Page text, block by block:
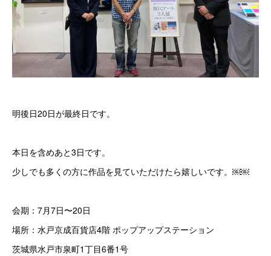
明後日20日が最終日です。
本日を含めあと3日です。
少しでも多くの方に作品を見ていただけたら嬉しいです。￼￼
会期：7月7日〜20日
場所：水戸京成百貨店4階 ポップアップステーション
茨城県水戸市泉町1丁目6番1号